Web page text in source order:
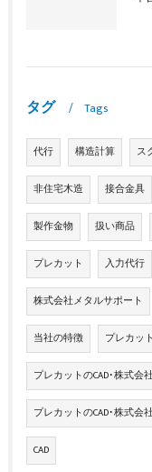
タグ Tags
代行 構造計算 ス
非住宅木造 接合金具
製作金物 扱い商品
プレカット 入力代行
株式会社メタルサポート
当社の特徴 プレカッ
プレカットのCAD･株式
プレカットのCAD･株式
CAD